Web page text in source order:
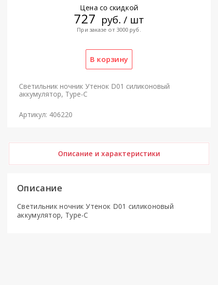
Цена со скидкой
727 руб. / шт
При заказе от 3000 руб.
Светильник ночник Утенок D01 силиконовый
аккумулятор, Type-C
Артикул: 406220
Описание и характеристики
Описание
Светильник ночник Утенок D01 силиконовый
аккумулятор, Type-C